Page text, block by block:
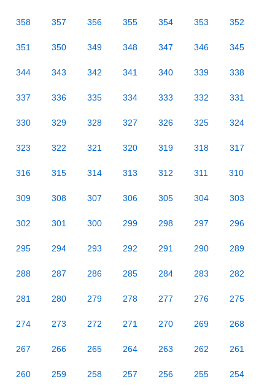
358 357 356 355 354 353 352
351 350 349 348 347 346 345
344 343 342 341 340 339 338
337 336 335 334 333 332 331
330 329 328 327 326 325 324
323 322 321 320 319 318 317
316 315 314 313 312 311 310
309 308 307 306 305 304 303
302 301 300 299 298 297 296
295 294 293 292 291 290 289
288 287 286 285 284 283 282
281 280 279 278 277 276 275
274 273 272 271 270 269 268
267 266 265 264 263 262 261
260 259 258 257 256 255 254